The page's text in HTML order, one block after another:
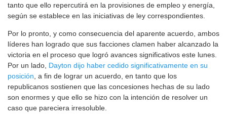
tanto que ello repercutirá en la provisiones de empleo y energía,
según se establece en las iniciativas de ley correspondientes.
Por lo pronto, y como consecuencia del aparente acuerdo, ambos
líderes han logrado que sus facciones clamen haber alcanzado la
victoria en el proceso que logró avances significativos este lunes.
Por un lado, Dayton dijo haber cedido significativamente en su
posición, a fin de lograr un acuerdo, en tanto que los
republicanos sostienen que las concesiones hechas de su lado
son enormes y que ello se hizo con la intención de resolver un
caso que pareciera irresoluble.